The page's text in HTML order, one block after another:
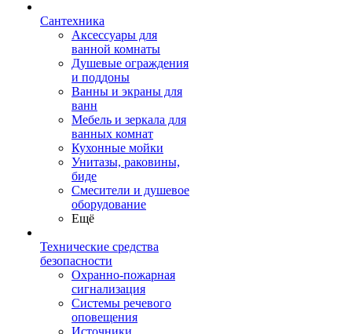
Сантехника
Аксессуары для
ванной комнаты
Душевые ограждения
и поддоны
Ванны и экраны для
ванн
Мебель и зеркала для
ванных комнат
Кухонные мойки
Унитазы, раковины,
биде
Смесители и душевое
оборудование
Ещё
Технические средства
безопасности
Охранно-пожарная
сигнализация
Системы речевого
оповещения
Источники